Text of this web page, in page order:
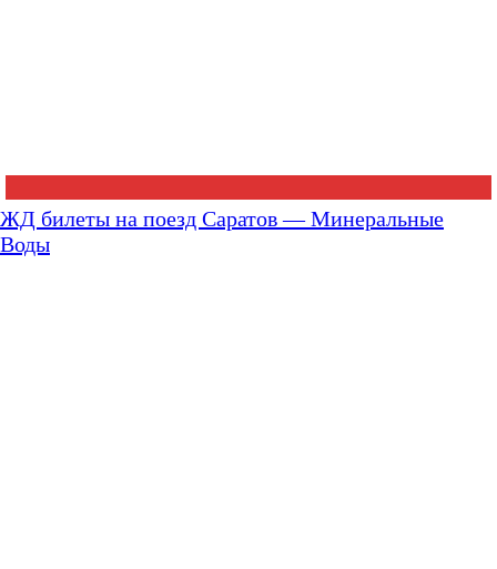
ЖД билеты на поезд Саратов — Минеральные
Воды